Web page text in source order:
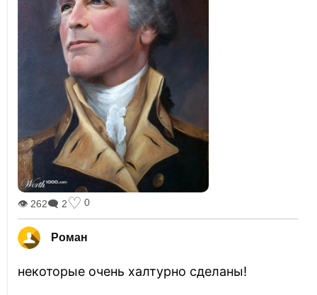
👁 262🗨 2♡ 0
Роман
некоторые очень халтурно сделаны!